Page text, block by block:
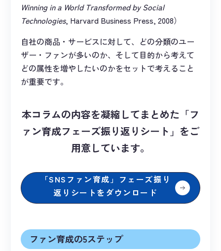
Winning in a World Transformed by Social
Technologies, Harvard Business Press, 2008）
自社の商品・サービスに対して、どの分類のユー
ザー・ファンが多いのか、そして目的から考えて
どの属性を増やしたいのかをセットで考えること
が重要です。
本コラムの内容を凝縮してまとめた「フ
ァン育成フェーズ振り返りシート」をご
用意しています。
「SNSファン育成」フェーズ振り
返りシートをダウンロード
ファン育成の5ステップ